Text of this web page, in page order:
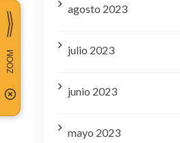
agosto 2023
julio 2023
junio 2023
mayo 2023